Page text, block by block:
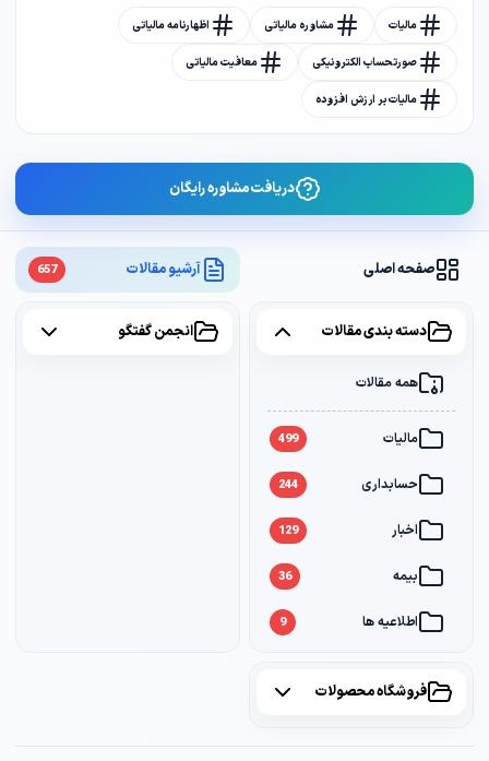
صفحه اصلی آرشیو مقالات 657
دسته بندی مقالات
همه مقالات
مالیات 499
حسابداری 244
اخبار 129
بیمه 36
اطلاعیه ها 9
انجمن گفتگو
فروشگاه محصولات
مالیات مشاوره مالیاتی اظهارنامه مالیاتی
صورتحساب الکترونیکی معافیت مالیاتی
مالیات بر ارزش افزوده
دریافت مشاوره رایگان